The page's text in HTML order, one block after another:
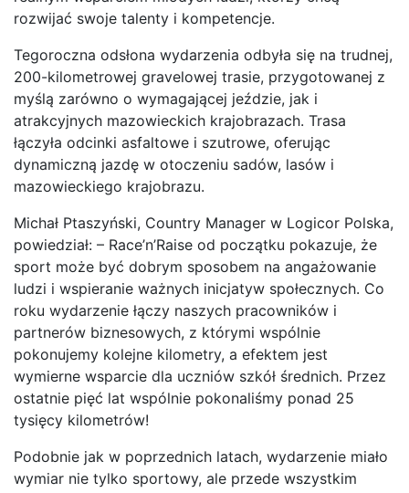
rozwijać swoje talenty i kompetencje.
Tegoroczna odsłona wydarzenia odbyła się na trudnej,
200-kilometrowej gravelowej trasie, przygotowanej z
myślą zarówno o wymagającej jeździe, jak i
atrakcyjnych mazowieckich krajobrazach. Trasa
łączyła odcinki asfaltowe i szutrowe, oferując
dynamiczną jazdę w otoczeniu sadów, lasów i
mazowieckiego krajobrazu.
Michał Ptaszyński, Country Manager w Logicor Polska,
powiedział: – Race’n’Raise od początku pokazuje, że
sport może być dobrym sposobem na angażowanie
ludzi i wspieranie ważnych inicjatyw społecznych. Co
roku wydarzenie łączy naszych pracowników i
partnerów biznesowych, z którymi wspólnie
pokonujemy kolejne kilometry, a efektem jest
wymierne wsparcie dla uczniów szkół średnich. Przez
ostatnie pięć lat wspólnie pokonaliśmy ponad 25
tysięcy kilometrów!
Podobnie jak w poprzednich latach, wydarzenie miało
wymiar nie tylko sportowy, ale przede wszystkim